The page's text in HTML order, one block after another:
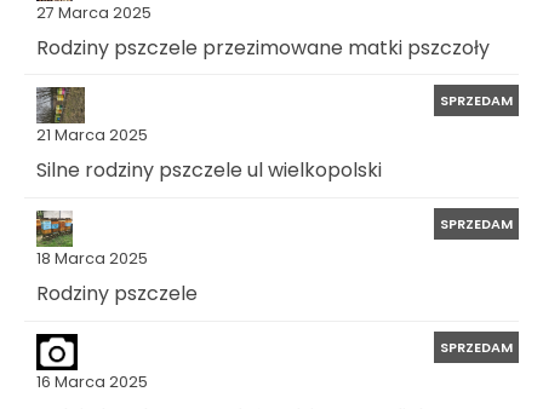
27 Marca 2025
Rodziny pszczele przezimowane matki pszczoły
21 Marca 2025
SPRZEDAM
Silne rodziny pszczele ul wielkopolski
18 Marca 2025
SPRZEDAM
Rodziny pszczele
16 Marca 2025
SPRZEDAM